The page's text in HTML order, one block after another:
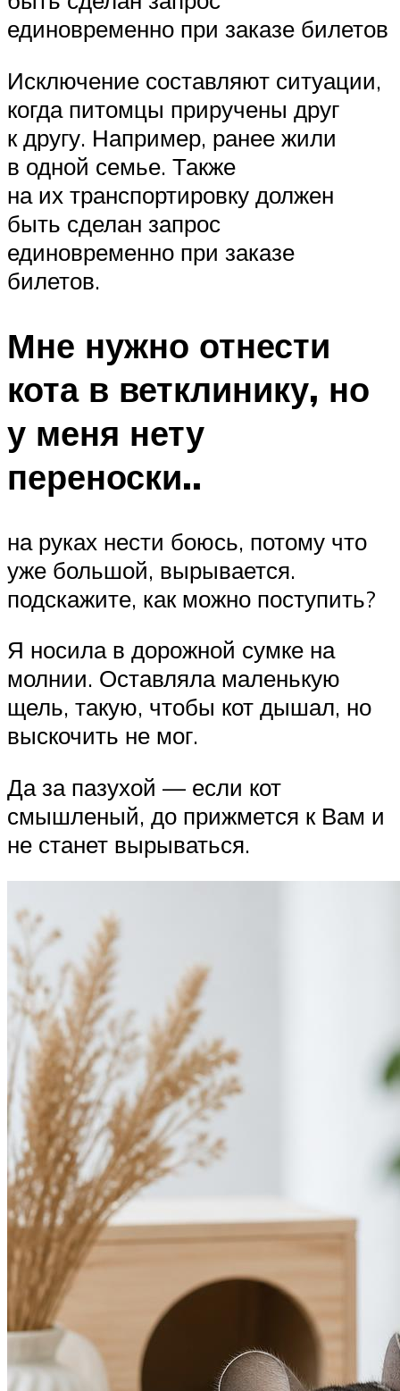
единовременно при заказе билетов
Исключение составляют ситуации,
когда питомцы приручены друг
к другу. Например, ранее жили
в одной семье. Также
на их транспортировку должен
быть сделан запрос
единовременно при заказе
билетов.
Мне нужно отнести
кота в ветклинику, но
у меня нету
переноски..
на руках нести боюсь, потому что
уже большой, вырывается.
подскажите, как можно поступить?
Я носила в дорожной сумке на
молнии. Оставляла маленькую
щель, такую, чтобы кот дышал, но
выскочить не мог.
Да за пазухой — если кот
смышленый, до прижмется к Вам и
не станет вырываться.